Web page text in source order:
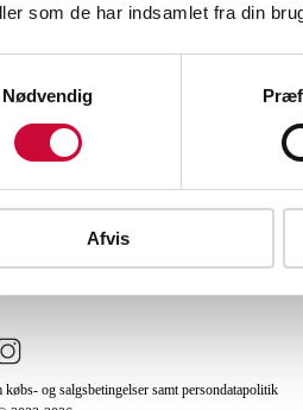
som de har indsamlet fra din
Nødvendig
Afvis
dig vores nyhedsbrev og
Levering
og salgsbetingelser samt persondatapolitik